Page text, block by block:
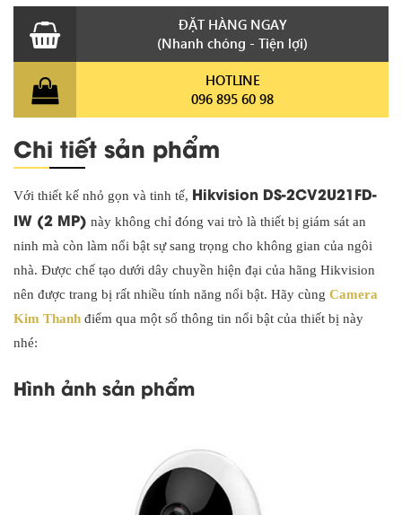
ĐẶT HÀNG NGAY
(Nhanh chóng - Tiện lợi)
HOTLINE
096 895 60 98
Chi tiết sản phẩm
Với thiết kế nhỏ gọn và tinh tế, Hikvision DS-2CV2U21FD-
IW (2 MP) này không chỉ đóng vai trò là thiết bị giám sát an
ninh mà còn làm nổi bật sự sang trọng cho không gian của ngôi
nhà. Được chế tạo dưới dây chuyền hiện đại của hãng Hikvision
nên được trang bị rất nhiều tính năng nổi bật. Hãy cùng Camera
Kim Thanh điểm qua một số thông tin nổi bật của thiết bị này
nhé:
Hình ảnh sản phẩm